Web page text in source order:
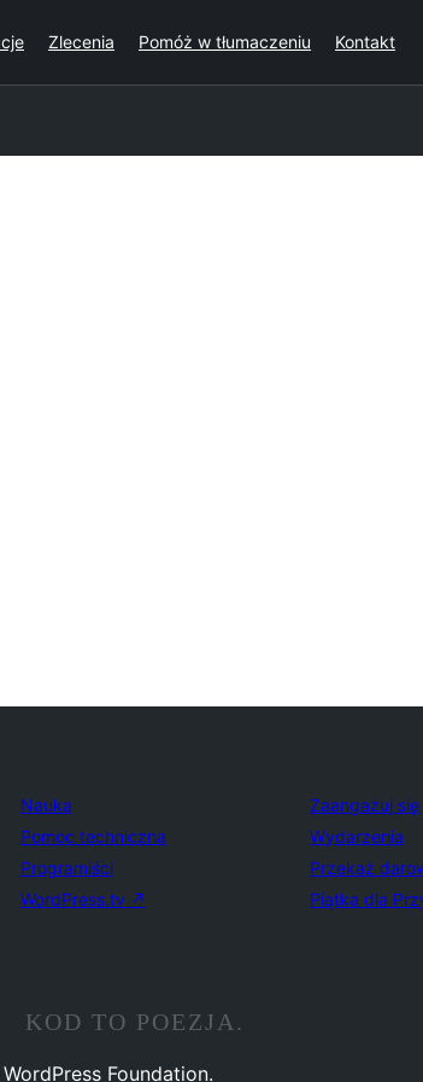
Zlecenia Pomóż w tłumaczeniu Kontakt
Nauka
Pomoc techniczna
Programiści
WordPress.tv ↗
Zaangażuj się
Wydarzenia
Przekaż
Piątka dla
KOD TO POEZJA.
Foundation.